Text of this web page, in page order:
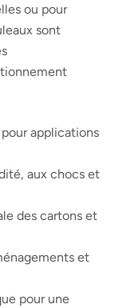
ou pour
sont
applications
aux chocs et
des cartons et
et
pour une